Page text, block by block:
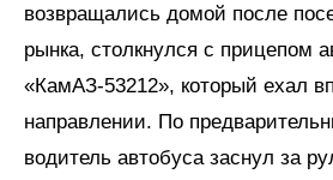
возвращались домой после
рынка, столкнулся с прицепом
«КамАЗ-53212», который ехал
направлении. По
водитель автобуса заснул за